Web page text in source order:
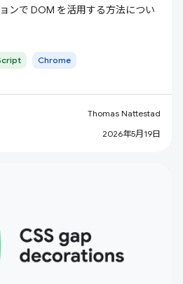
ンで DOM を活用する方法につい
Chrome
Thomas Nattestad
2026年5月19日